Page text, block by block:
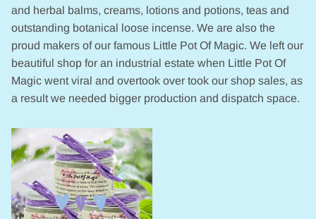
and herbal balms, creams, lotions and potions, teas and
outstanding botanical loose incense. We are also the
proud makers of our famous Little Pot Of Magic. We left our
beautiful shop for an industrial estate when Little Pot Of
Magic went viral and overtook over took our shop sales, as
a result we needed bigger production and dispatch space.